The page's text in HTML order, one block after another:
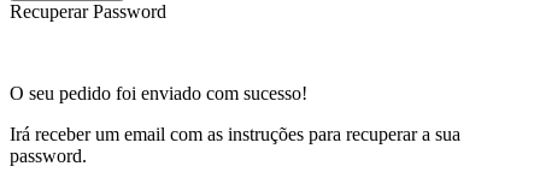
Recuperar Password
O seu pedido foi enviado com sucesso!
Irá receber um email com as instruções para recuperar a sua
password.